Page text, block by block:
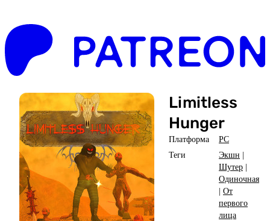
Limitless
Hunger
Платформа
PC
Теги
Экшн
Шутер
Одиночная
От
первого
лица